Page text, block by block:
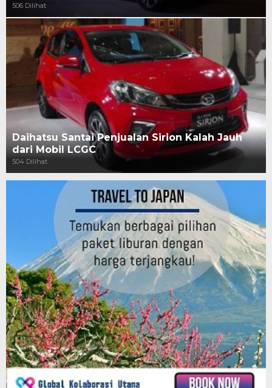
506 Dilihat
Daihatsu Santai Penjualan Sirion Kalah Jauh
dari Mobil LCGC
504 Dilihat